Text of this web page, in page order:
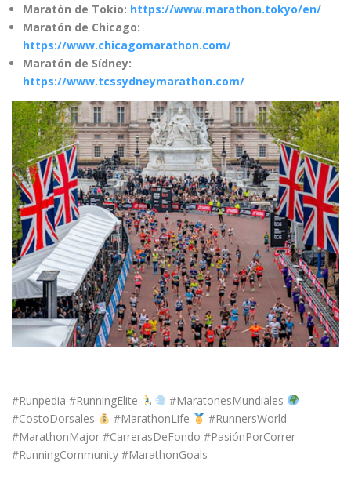
Maratón de Tokio: https://www.marathon.tokyo/en/
Maratón de Chicago:
https://www.chicagomarathon.com/
Maratón de Sídney:
https://www.tcssydneymarathon.com/
#Runpedia #RunningElite
#MaratonesMundiales
#CostoDorsales
#MarathonLife
#RunnersWorld
#MarathonMajor #CarrerasDeFondo #PasiónPorCorrer
#RunningCommunity #MarathonGoals